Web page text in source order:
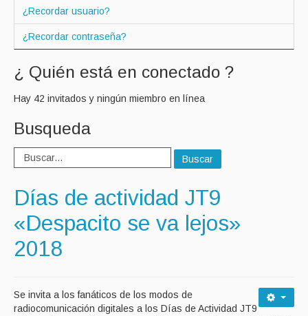
¿Recordar usuario?
¿Recordar contraseña?
¿ Quién está en conectado ?
Hay 42 invitados y ningún miembro en línea
Busqueda
Buscar
Días de actividad JT9
«Despacito se va lejos»
2018
Se invita a los fanáticos de los modos de
radiocomunicación digitales a los Días de Actividad JT9